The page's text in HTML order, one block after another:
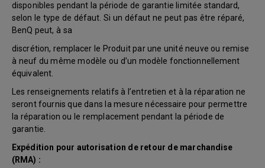
disponibles pendant la période de garantie limitée standard,
selon le type de défaut. Si un défaut ne peut pas être réparé,
BenQ peut, à sa
discrétion, remplacer le Produit par une unité neuve ou remise
à neuf du même modèle ou d’un modèle fonctionnellement
équivalent.
Les renseignements relatifs à l’entretien et à la réparation ne
seront fournis que dans la mesure nécessaire pour permettre
la réparation ou le remplacement pendant la période de
garantie.
Expédition pour autorisation de retour de marchandise
(RMA) :